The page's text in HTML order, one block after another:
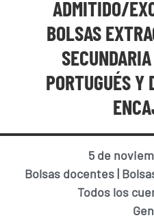
ADMITIDO/
BOLSAS
PORTUGUÉS Y
5 de
Bolsas docentes|
Todos los